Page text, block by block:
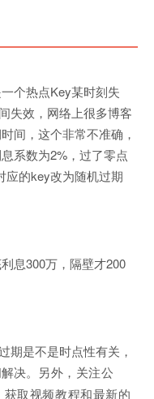
个热点Key某时刻失
失效，网络上很多博客
间，这个非常不准确，
系数为2%，过了零点
应的key改为随机过期
息300万，隔壁才200
期是不是时点性有关，
决。
另外，关注公
获取视频教程和最新的